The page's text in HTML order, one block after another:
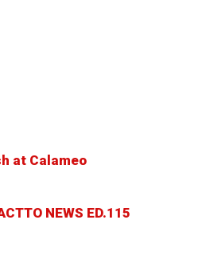
at Calameo
NEWS ED.115